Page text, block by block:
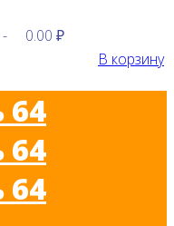
-
0.00 ₽
В корзину